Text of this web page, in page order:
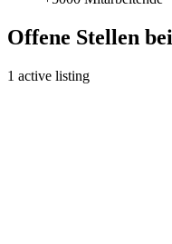
Offene Stellen
1 active listing